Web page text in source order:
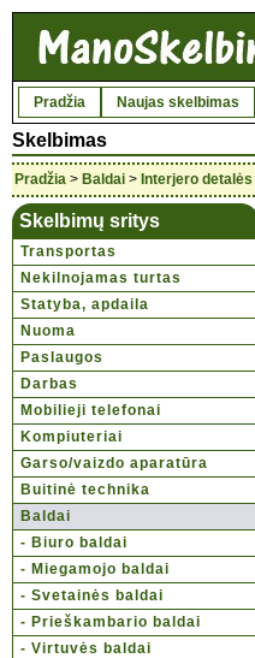
Pradžia Naujas skelbimas
Skelbimas
Pradžia > Baldai > Interjero detalės
Skelbimų sritys
Transportas
Nekilnojamas turtas
Statyba, apdaila
Nuoma
Paslaugos
Darbas
Mobilieji telefonai
Kompiuteriai
Garso/vaizdo aparatūra
Buitinė technika
Baldai
- Biuro baldai
- Miegamojo baldai
- Svetainės baldai
- Prieškambario baldai
- Virtuvės baldai